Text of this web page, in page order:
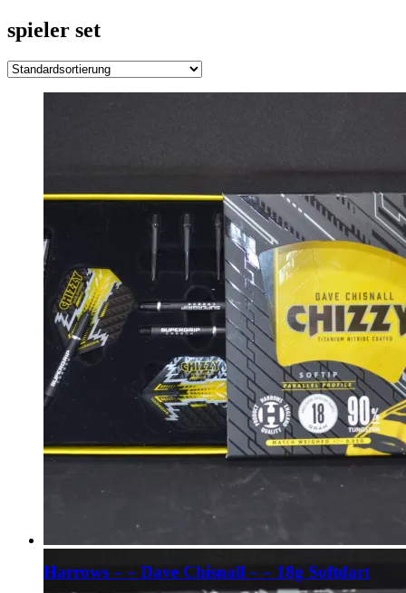
spieler set
Harrows – – Dave Chisnall – – 18g Softdart